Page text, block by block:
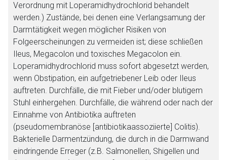
Verordnung mit Loperamidhydrochlorid behandelt
werden.) Zustände, bei denen eine Verlangsamung der
Darmtätigkeit wegen möglicher Risiken von
Folgeerscheinungen zu vermeiden ist; diese schließen
Ileus, Megacolon und toxisches Megacolon ein.
Loperamidhydrochlorid muss sofort abgesetzt werden,
wenn Obstipation, ein aufgetriebener Leib oder Ileus
auftreten. Durchfälle, die mit Fieber und/oder blutigem
Stuhl einhergehen. Durchfälle, die während oder nach der
Einnahme von Antibiotika auftreten
(pseudomembranöse [antibiotikaassoziierte] Colitis).
Bakterielle Darmentzündung, die durch in die Darmwand
eindringende Erreger (z.B. Salmonellen, Shigellen und